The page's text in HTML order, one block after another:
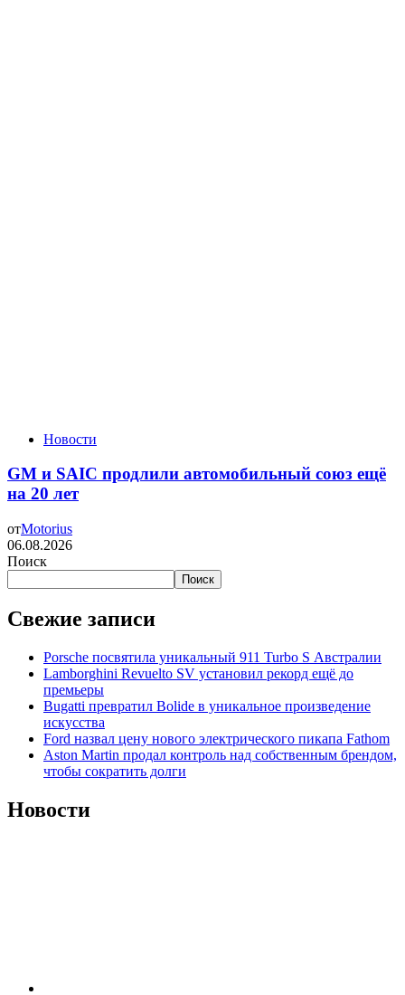
Новости
GM и SAIC продлили автомобильный союз ещё
на 20 лет
отMotorius
06.08.2026
Поиск
Поиск
Свежие записи
Porsche посвятила уникальный 911 Turbo S Австралии
Lamborghini Revuelto SV установил рекорд ещё до
премьеры
Bugatti превратил Bolide в уникальное произведение
искусства
Ford назвал цену нового электрического пикапа Fathom
Aston Martin продал контроль над собственным брендом,
чтобы сократить долги
Новости